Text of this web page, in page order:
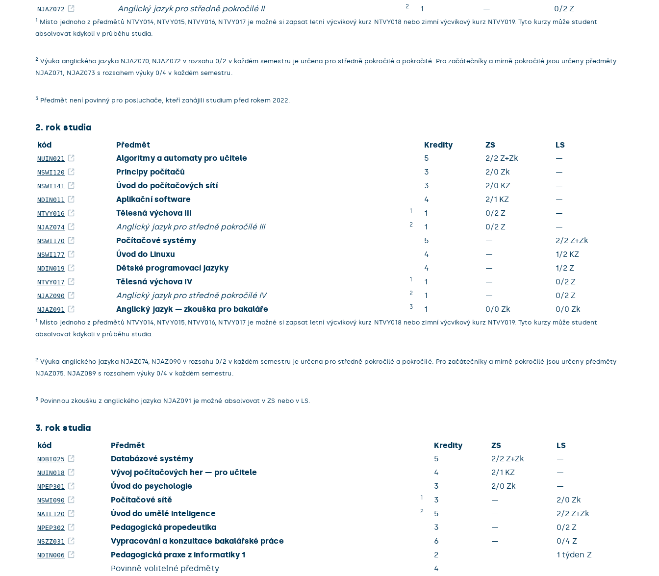
NJAZ072 Anglický jazyk pro středně pokročilé II 2 1 — 0/2 Z
1 Místo jednoho z předmětů NTVY014, NTVY015, NTVY016, NTVY017 je možné si zapsat letní výcvikový kurz NTVY018 nebo zimní výcvikový kurz NTVY019. Tyto kurzy může student
absolvovat kdykoli v průběhu studia.
2 Výuka anglického jazyka NJAZ070, NJAZ072 v rozsahu 0/2 v každém semestru je určena pro středně pokročilé a pokročilé. Pro začátečníky a mírně pokročilé jsou určeny předměty
NJAZ071, NJAZ073 s rozsahem výuky 0/4 v každém semestru.
3 Předmět není povinný pro posluchače, kteří zahájili studium před rokem 2022.
2. rok studia
kód Předmět Kredity ZS LS
NUIN021 Algoritmy a automaty pro učitele 5 2/2 Z+Zk —
NSWI120 Principy počítačů 3 2/0 Zk —
NSWI141 Úvod do počítačových sítí 3 2/0 KZ —
NDIN011 Aplikační software 4 2/1 KZ —
NTVY016 Tělesná výchova III 1 1 0/2 Z —
NJAZ074 Anglický jazyk pro středně pokročilé III 2 1 0/2 Z —
NSWI170 Počítačové systémy 5 — 2/2 Z+Zk
NSWI177 Úvod do Linuxu 4 — 1/2 KZ
NDIN019 Dětské programovací jazyky 4 — 1/2 Z
NTVY017 Tělesná výchova IV 1 1 — 0/2 Z
NJAZ090 Anglický jazyk pro středně pokročilé IV 2 1 — 0/2 Z
NJAZ091 Anglický jazyk — zkouška pro bakaláře 3 1 0/0 Zk 0/0 Zk
1 Místo jednoho z předmětů NTVY014, NTVY015, NTVY016, NTVY017 je možné si zapsat letní výcvikový kurz NTVY018 nebo zimní výcvikový kurz NTVY019. Tyto kurzy může student
absolvovat kdykoli v průběhu studia.
2 Výuka anglického jazyka NJAZ074, NJAZ090 v rozsahu 0/2 v každém semestru je určena pro středně pokročilé a pokročilé. Pro začátečníky a mírně pokročilé jsou určeny předměty
NJAZ075, NJAZ089 s rozsahem výuky 0/4 v každém semestru.
3 Povinnou zkoušku z anglického jazyka NJAZ091 je možné absolvovat v ZS nebo v LS.
3. rok studia
kód Předmět Kredity ZS LS
NDBI025 Databázové systémy 5 2/2 Z+Zk —
NUIN018 Vývoj počítačových her — pro učitele 4 2/1 KZ —
NPEP301 Úvod do psychologie 3 2/0 Zk —
NSWI090 Počítačové sítě 1 3 — 2/0 Zk
NAIL120 Úvod do umělé inteligence 2 5 — 2/2 Z+Zk
NPEP302 Pedagogická propedeutika 3 — 0/2 Z
NSZZ031 Vypracování a konzultace bakalářské práce 6 — 0/4 Z
NDIN006 Pedagogická praxe z informatiky 1 2
1 týden Z
Povinně volitelné předměty
4